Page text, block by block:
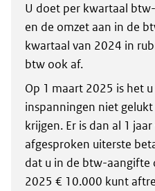
U doet per kwartaal
en de omzet aan in de
kwartaal van 2024 in
btw ook af.
Op 1 maart 2025 is het
inspanningen niet
krijgen. Er is dan al 1
afgesproken uiterste
dat u in de btw-aangifte
2025 € 10.000 kunt